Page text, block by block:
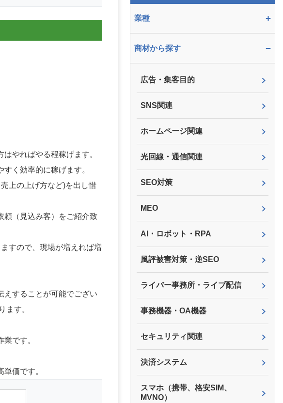
やればやる程稼げます。
く効率的に稼げます。
上の上げ方など)を出し惜
頼（見込み客）をご紹介致
すので、現場が増えれば増
えすることが可能でござい
ます。
です。
価です。
業種 +
商材から探す −
広告・集客目的
SNS関連
ホームページ関連
光回線・通信関連
SEO対策
MEO
AI・ロボット・RPA
風評被害対策・逆SEO
ライバー事務所・ライブ配信
事務機器・OA機器
セキュリティ関連
決済システム
スマホ（携帯、格安SIM、
MVNO）